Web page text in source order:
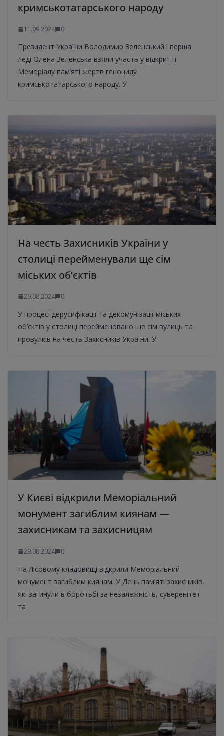
кримськотатарського народу
11.09.2024 0
Президент України Володимир Зеленський і перша
леді Олена Зеленська взяли участь у відкритті
Меморіалу пам’яті жертв геноциду
кримськотатарського народу. У
На честь Захисників України у
столиці перейменували ще сім
міських об’єктів
29.08.2024 0
У процесі дерусифікації та декомунізації міських
об’єктів у столиці перейменовано ще сім вулиць та
провулків на честь Захисників України. У
У Києві відкрили Меморіальний
монумент загиблим киянам —
захисникам та захисницям
29.08.2024 0
На Лісовому кладовищі відкрили Меморіальний
монумент загиблим киянам. У День памʼяті захисників,
які загинули в боротьбі за незалежність, суверенітет
та